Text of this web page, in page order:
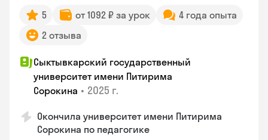
5 от 1092 ₽ за урок
4 года опыта
2 отзыва
Сыктывкарский государственный
университет имени Питирима
Сорокина • 2025 г.
Окончила университет имени Питирима
Сорокина по педагогике